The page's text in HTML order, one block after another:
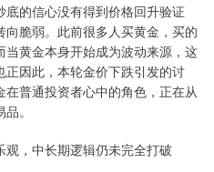
的信心没有得到价格回升验证
脆弱。此前很多人买黄金，买的
黄金本身开始成为波动来源，这
因此，本轮金价下跌引发的讨
普通投资者心中的角色，正在从
。
，中长期逻辑仍未完全打破